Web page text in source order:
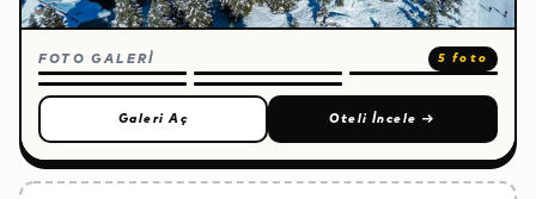
FOTO GALERİ 5 foto
Galeri Aç Oteli İncele →